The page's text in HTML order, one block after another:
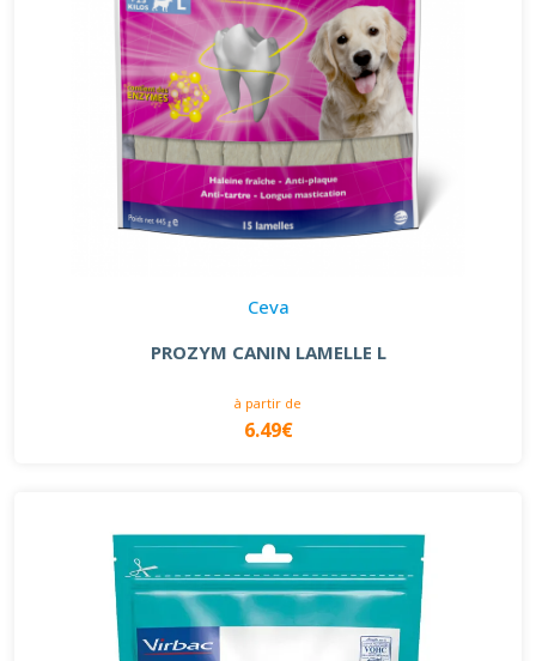
Ceva
PROZYM CANIN LAMELLE L
à partir de
6.49€